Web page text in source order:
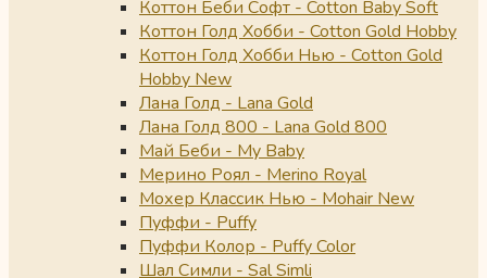
Коттон Беби Софт - Cotton Baby Soft
Коттон Голд Хобби - Cotton Gold Hobby
Коттон Голд Хобби Нью - Cotton Gold
Hobby New
Лана Голд - Lana Gold
Лана Голд 800 - Lana Gold 800
Май Беби - My Baby
Мерино Роял - Merino Royal
Мохер Классик Нью - Mohair New
Пуффи - Puffy
Пуффи Колор - Puffy Color
Шал Симли - Sal Simli